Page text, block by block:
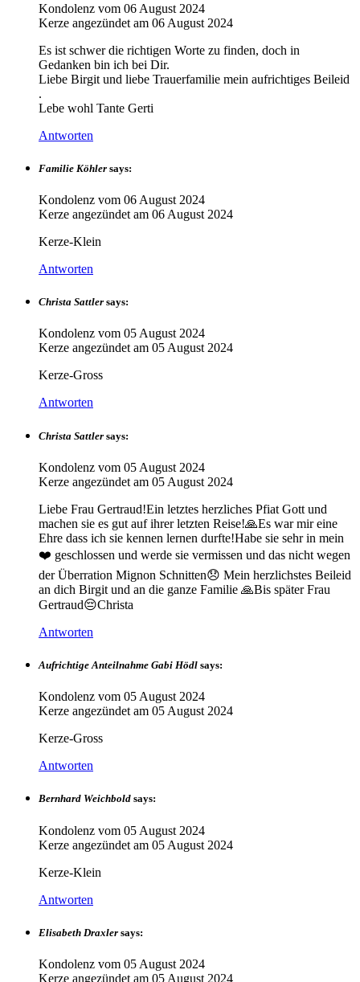
Kondolenz vom 06 August 2024
Kerze angezündet am 06 August 2024
Es ist schwer die richtigen Worte zu finden, doch in
Gedanken bin ich bei Dir.
Liebe Birgit und liebe Trauerfamilie mein aufrichtiges Beileid
.
Lebe wohl Tante Gerti
Antworten
Familie Köhler says:
Kondolenz vom 06 August 2024
Kerze angezündet am 06 August 2024
Kerze-Klein
Antworten
Christa Sattler says:
Kondolenz vom 05 August 2024
Kerze angezündet am 05 August 2024
Kerze-Gross
Antworten
Christa Sattler says:
Kondolenz vom 05 August 2024
Kerze angezündet am 05 August 2024
Liebe Frau Gertraud!Ein letztes herzliches Pfiat Gott und
machen sie es gut auf ihrer letzten Reise!🙏Es war mir eine
Ehre dass ich sie kennen lernen durfte!Habe sie sehr in mein
❤️ geschlossen und werde sie vermissen und das nicht wegen
der Überration Mignon Schnitten😞 Mein herzlichstes Beileid
an dich Birgit und an die ganze Familie 🙏Bis später Frau
Gertraud😔Christa
Antworten
Aufrichtige Anteilnahme Gabi Hödl says:
Kondolenz vom 05 August 2024
Kerze angezündet am 05 August 2024
Kerze-Gross
Antworten
Bernhard Weichbold says:
Kondolenz vom 05 August 2024
Kerze angezündet am 05 August 2024
Kerze-Klein
Antworten
Elisabeth Draxler says:
Kondolenz vom 05 August 2024
Kerze angezündet am 05 August 2024